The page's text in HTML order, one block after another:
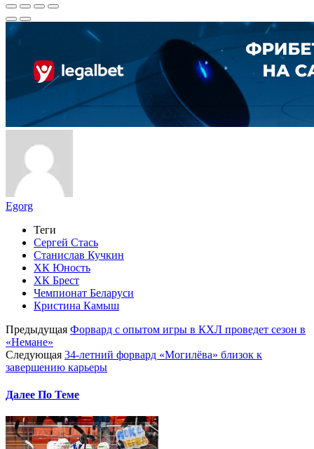
Egorg
Теги
Сергей Стась
Станислав Кучкин
ХК Юность
ХК Брест
Чемпионат Беларуси
Кристина Камыш
Предыдущая Форвард с опытом игры в КХЛ проведет сезон в
«Немане»
Следующая 34-летний форвард «Могилёва» близок к
завершению карьеры
Далее По Теме